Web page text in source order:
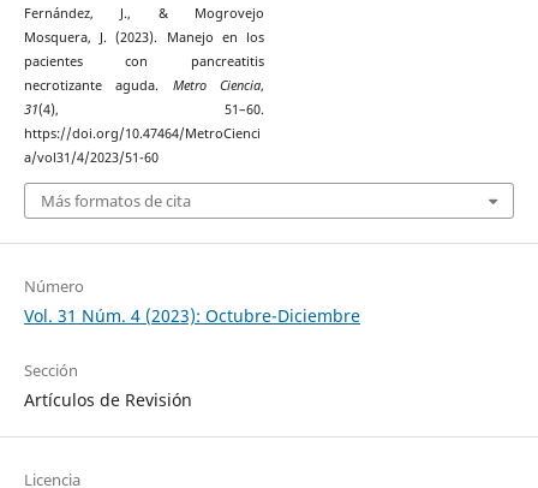
Fernández, J., & Mogrovejo
Mosquera, J. (2023). Manejo en los
pacientes con pancreatitis
necrotizante aguda. Metro Ciencia,
31(4), 51–60.
https://doi.org/10.47464/MetroCienci
a/vol31/4/2023/51-60
Más formatos de cita
Número
Vol. 31 Núm. 4 (2023): Octubre-Diciembre
Sección
Artículos de Revisión
Licencia